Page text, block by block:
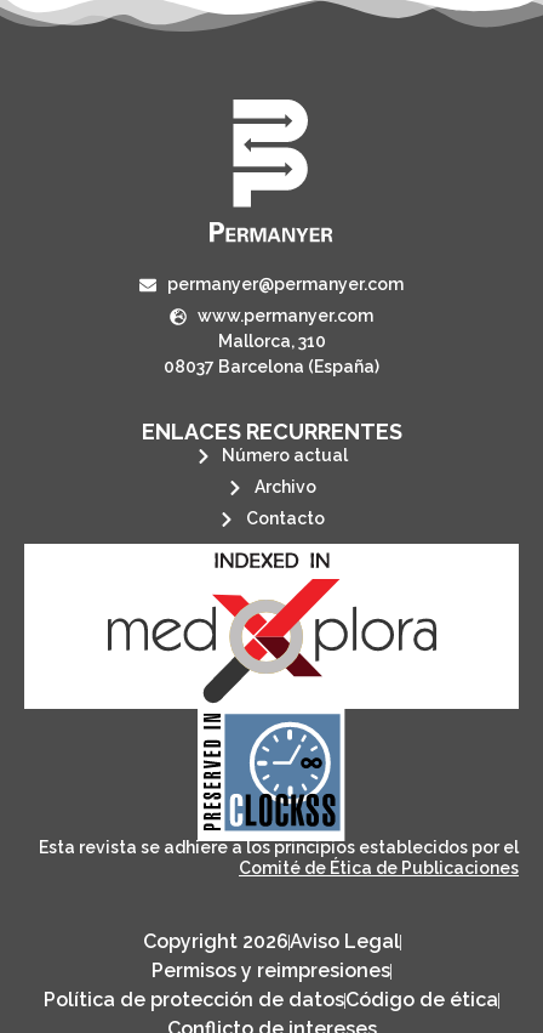
permanyer@permanyer.com
www.permanyer.com
Mallorca, 310
08037 Barcelona (España)
ENLACES RECURRENTES
Número actual
Archivo
Contacto
CLOCKSS is a dak archive that
ensures the long-term survival
of web-based scholary
publications, governed by and for
its stakeholders.
Esta revista se adhiere a los principios establecidos por el
Comité de Ética de Publicaciones
Copyright 2026Aviso Legal
Permisos y reimpresiones
Política de protección de datosCódigo de ética